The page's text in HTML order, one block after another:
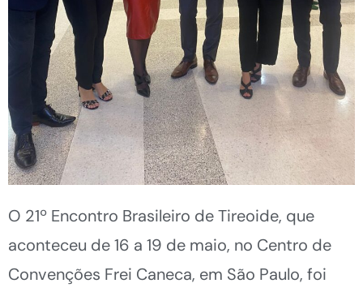
O 21º Encontro Brasileiro de Tireoide, que
aconteceu de 16 a 19 de maio, no Centro de
Convenções Frei Caneca, em São Paulo, foi